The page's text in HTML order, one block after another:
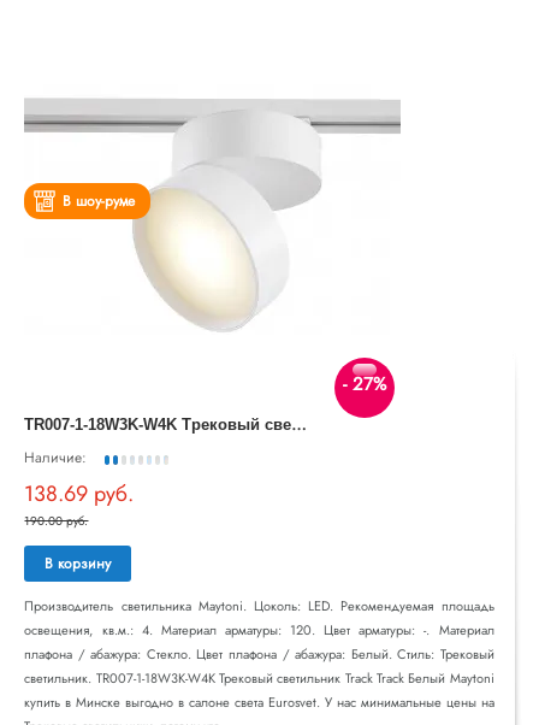
В шоу-руме
- 27%
T
R007-1-18W3K-W4K Трековый светильник Track Track Белый Maytoni
Наличие:
138.69 руб.
190.00 руб.
В корзину
Производитель светильника Maytoni. Цоколь: LED. Рекомендуемая площадь
освещения, кв.м.: 4. Материал арматуры: 120. Цвет арматуры: -. Материал
плафона / абажура: Стекло. Цвет плафона / абажура: Белый. Стиль: Трековый
светильник. TR007-1-18W3K-W4K Трековый светильник Track Track Белый Maytoni
купить в Минске выгодно в салоне света Eurosvet. У нас минимальные цены на